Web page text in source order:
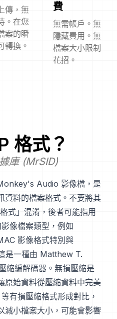
傳，無
。在您
案的瞬
轉換。
費
無需帳戶。無
隱藏費用。無
檔案大小限制
花招。
格式？
庫 (MrSID)
Audio 影像檔，是
資料的檔案格式。不要將其
式」混淆，後者可能指用
像檔案類型，例如
影像格式特別與
是一種由 Matthew T.
縮編解碼器。無損壓縮是
原始資料從壓縮資料中完美
有損壓縮格式形成對比，
減小檔案大小，可能會影響